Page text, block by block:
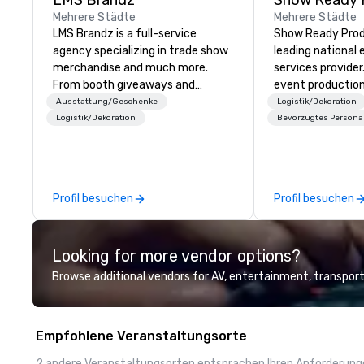
Mehrere Städte
LMS Brandz is a full-service
agency specializing in trade show
merchandise and much more.
From booth giveaways and
branded apparel to executive
gifting, displays, banners, signage,
choose from, our 20+ years of
industry experience and
commitment to exceptional
customer service set us apart. We
deliver smart, reliable solutions
experience seamless from start
WOSB.
Ausstattung/Geschenke
Logistik/Dekoration
Profil besuchen
Mehrere Städte
Show Ready
leading national
services
event
start to finish.
dedicated to
Logistik/Dekoration
Bevorzugtes Personal
Profil besuchen
Looking for more vendor options?
Browse additional vendors for AV, entertainment,
Empfohlene Veranstaltungsorte